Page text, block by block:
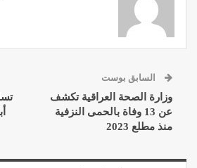
السابق بوست
وزارة الصحة العراقية تكشف
عن 13 وفاة بالحمى النزفية
منذ مطلع 2023